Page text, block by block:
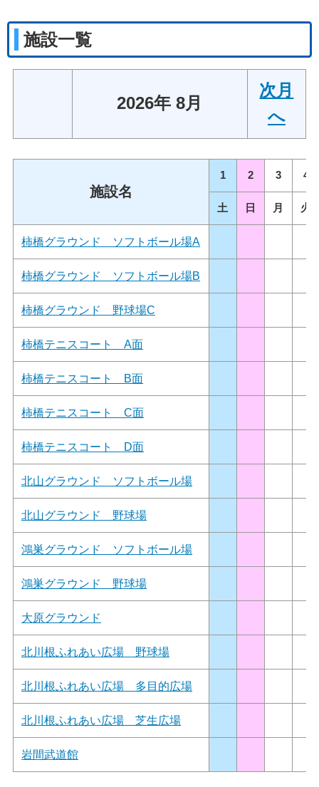
施設一覧
2026年 8月
次月
へ
施設名
1 2 3 4
土 日 月 火
柿橋グラウンド ソフトボール場A
柿橋グラウンド ソフトボール場B
柿橋グラウンド 野球場C
柿橋テニスコート A面
柿橋テニスコート B面
柿橋テニスコート C面
柿橋テニスコート D面
北山グラウンド ソフトボール場
北山グラウンド 野球場
鴻巣グラウンド ソフトボール場
鴻巣グラウンド 野球場
大原グラウンド
北川根ふれあい広場 野球場
北川根ふれあい広場 多目的広場
北川根ふれあい広場 芝生広場
岩間武道館